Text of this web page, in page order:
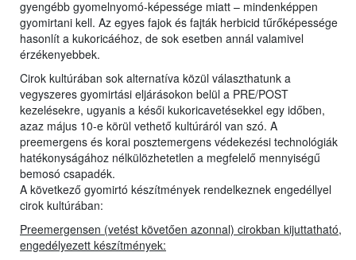
gyengébb gyomelnyomó-képessége miatt – mindenképpen
gyomirtani kell. Az egyes fajok és fajták herbicid tűrőképessége
hasonlít a kukoricáéhoz, de sok esetben annál valamivel
érzékenyebbek.
Cirok kultúrában sok alternatíva közül választhatunk a
vegyszeres gyomirtási eljárásokon belül a PRE/POST
kezelésekre, ugyanis a késői kukoricavetésekkel egy időben,
azaz május 10-e körül vethető kultúráról van szó. A
preemergens és korai posztemergens védekezési technológiák
hatékonyságához nélkülözhetetlen a megfelelő mennyiségű
bemosó csapadék.
A következő gyomirtó készítmények rendelkeznek engedéllyel
cirok kultúrában:
Preemergensen (vetést követően azonnal) cirokban kijuttatható,
engedélyezett készítmények: